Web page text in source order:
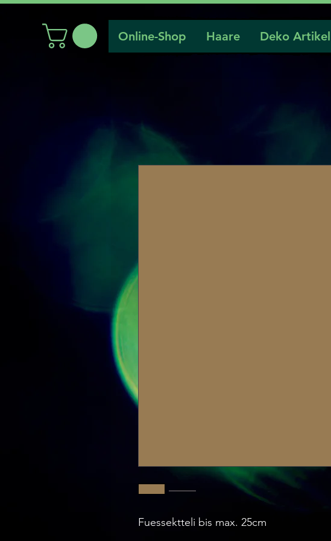
Online-Shop Haare Deko Artikel
Fuessektteli bis max. 25cm